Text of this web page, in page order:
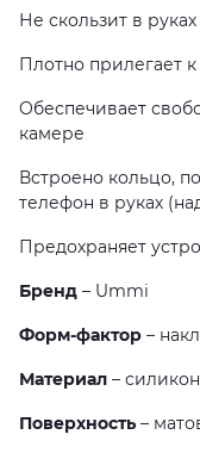
Не скользит в руках
Плотно прилегает
Обеспечивает
камере
Встроено кольцо,
телефон в руках
Предохраняет
Бренд – Ummi
Форм-фактор –
Материал –
Поверхность –